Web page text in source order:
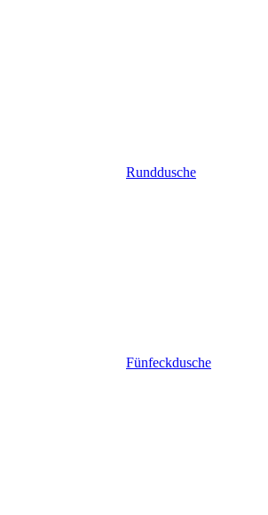
Runddusche
Fünfeckdusche